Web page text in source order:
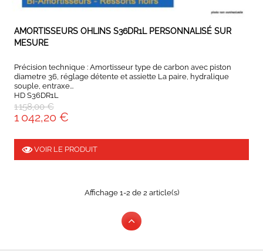
EXPEDIÉ SOUS 5 À 10 JOURS
AMORTISSEURS OHLINS S36DR1L PERSONNALISÉ SUR
MESURE
Précision technique : Amortisseur type de carbon avec piston
diametre 36, réglage détente et assiette La paire, hydralique
souple, entraxe...
HD S36DR1L
1 158,00 €
1 042,20 €
VOIR LE PRODUIT
Affichage 1-2 de 2 article(s)